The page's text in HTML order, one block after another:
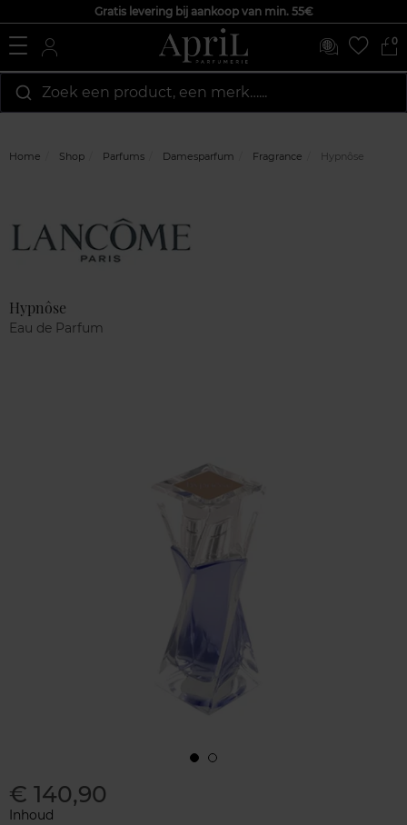
Gratis levering bij aankoop van min. 55€
0
Zoek een product, een merk…...
Home Shop Parfums Damesparfum Fragrance Hypnôse
Hypnôse
Eau de Parfum
€ 140,90
Inhoud